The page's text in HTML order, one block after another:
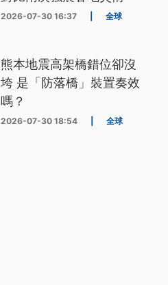
2026-07-30 16:37 全球
熊本地震高架橋錯位卻沒
垮 是「防落橋」裝置奏效
嗎？
2026-07-30 18:54 全球